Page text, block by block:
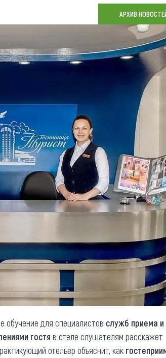
Блог
АРХИВ
обучение для специалистов служб приема и
гостя в отеле слушателям расскажет
отельер объяснит, как